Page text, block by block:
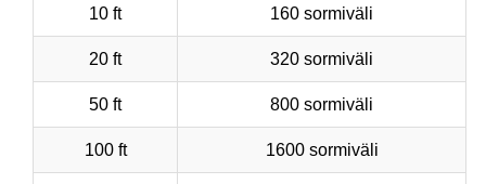
10 ft 160 sormiväli
20 ft 320 sormiväli
50 ft 800 sormiväli
100 ft 1600 sormiväli